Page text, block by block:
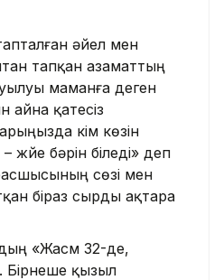
әйел мен
тапқан азаматтың
маманға деген
айна қатесіз
кім көзін
бәрін біледі» деп
сөзі мен
біраз сырды ақтара
«Жасм 32-де,
Бірнеше қызыл